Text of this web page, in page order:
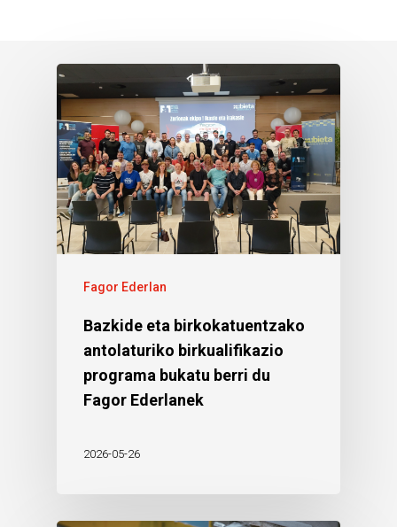
Fagor Ederlan
Bazkide eta birkokatuentzako
antolaturiko birkualifikazio
programa bukatu berri du
Fagor Ederlanek
2026-05-26